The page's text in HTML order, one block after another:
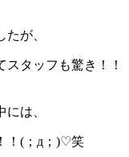
が、
タッフも驚き！！
は、
！(；д；)♡笑